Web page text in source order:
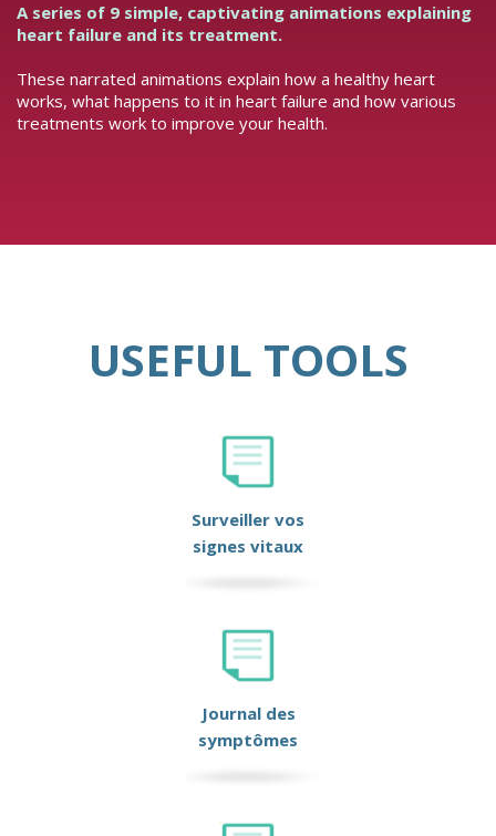
A series of 9 simple, captivating animations explaining
heart failure and its treatment.
These narrated animations explain how a healthy heart
works, what happens to it in heart failure and how various
treatments work to improve your health.
USEFUL TOOLS
Surveiller vos
signes vitaux
Journal des
symptômes